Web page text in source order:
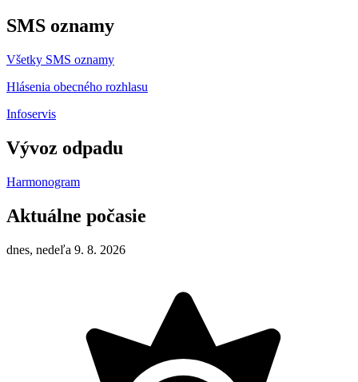
SMS oznamy
Všetky SMS oznamy
Hlásenia obecného rozhlasu
Infoservis
Vývoz odpadu
Harmonogram
Aktuálne počasie
dnes, nedeľa 9. 8. 2026